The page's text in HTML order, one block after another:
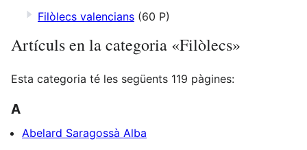
Filòlecs valencians (60 P)
Artículs en la categoria «Filòlecs»
Esta categoria té les següents 119 pàgines:
A
Abelard Saragossà Alba